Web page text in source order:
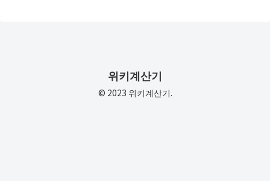
위키계산기
© 2023 위키계산기.